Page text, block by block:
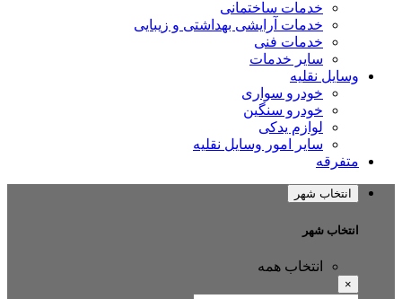
خدمات ساختمانی
خدمات آرایشی بهداشتی و زیبایی
خدمات فنی
سایر خدمات
نقلیه
خودرو سواری
خودرو سنگین
لوازم یدکی
سایر امور وسایل نقلیه
شهر
شهر
انتخاب همه